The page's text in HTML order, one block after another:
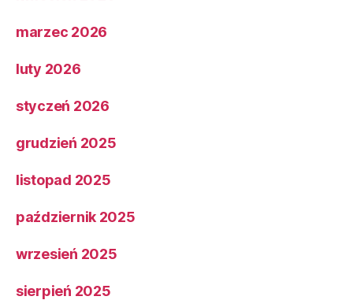
marzec 2026
luty 2026
styczeń 2026
grudzień 2025
listopad 2025
październik 2025
wrzesień 2025
sierpień 2025